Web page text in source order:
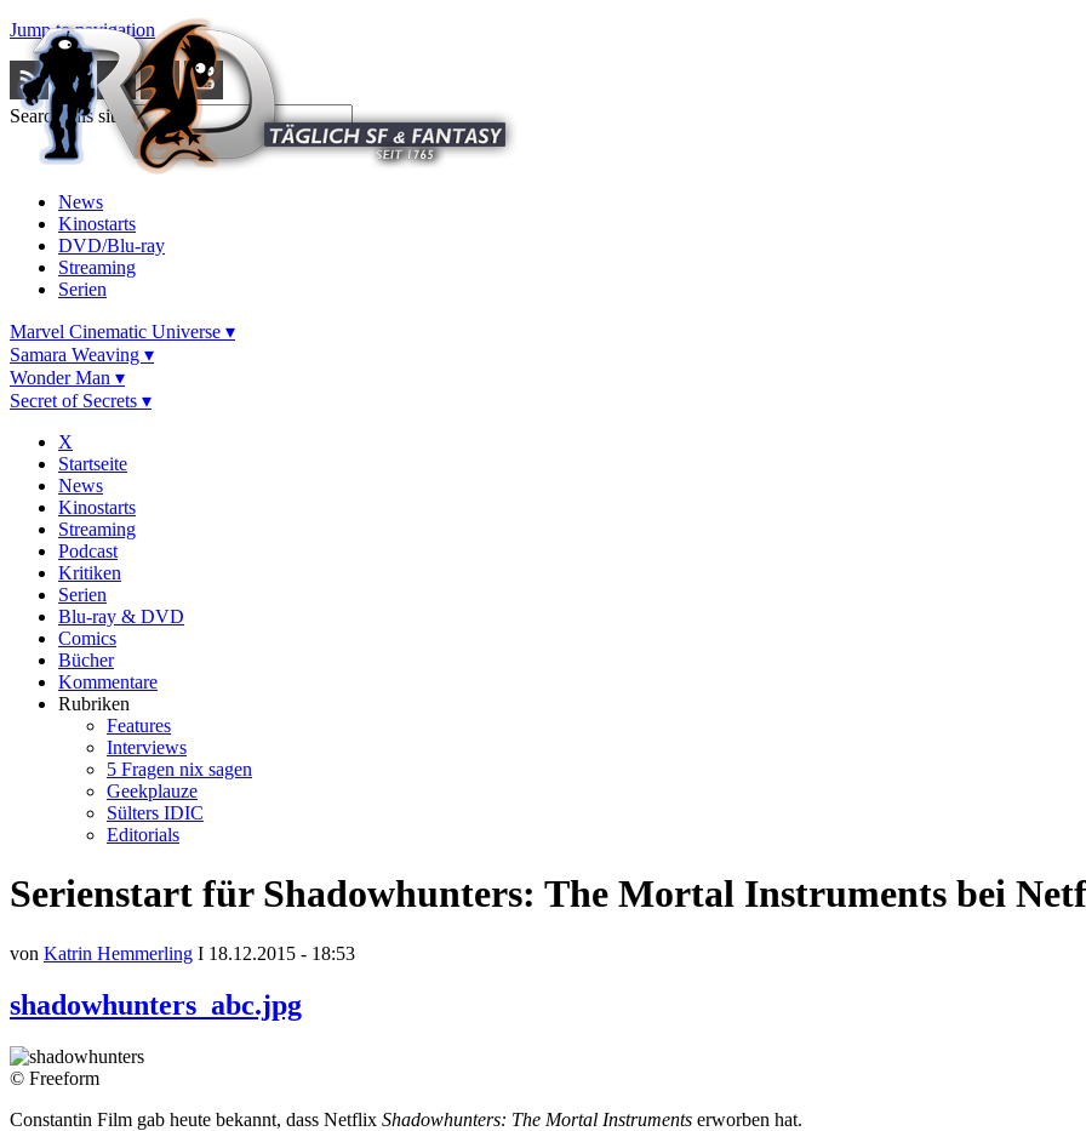
Jump to navigation
Search this site
News
Kinostarts
DVD/Blu-ray
Streaming
Serien
Marvel Cinematic Universe ▾
Samara Weaving ▾
Wonder Man ▾
Secret of Secrets ▾
X
Startseite
News
Kinostarts
Streaming
Podcast
Kritiken
Serien
Blu-ray & DVD
Comics
Bücher
Kommentare
Rubriken
Features
Interviews
5 Fragen nix sagen
Geekplauze
Sülters IDIC
Editorials
Serienstart für Shadowhunters: The Mortal Instruments bei
von Katrin Hemmerling I 18.12.2015 - 18:53
shadowhunters_abc.jpg
© Freeform
Constantin Film gab heute bekannt, dass Netflix Shadowhunters: The Mortal Instruments erworben hat.